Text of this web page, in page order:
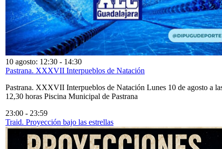
10 agosto: 12:30 - 14:30
Pastrana. XXXVII Interpueblos de Natación
Pastrana. XXXVII Interpueblos de Natación Lunes 10 de agosto a
12,30 horas Piscina Municipal de Pastrana
23:00 - 23:59
Traid. Proyección bajo las estrellas